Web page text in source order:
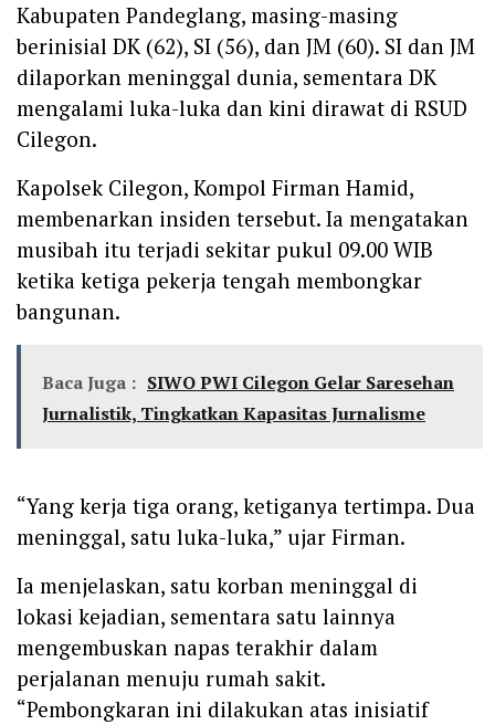
Kabupaten Pandeglang, masing-masing
berinisial DK (62), SI (56), dan JM (60). SI dan JM
dilaporkan meninggal dunia, sementara DK
mengalami luka-luka dan kini dirawat di RSUD
Cilegon.
Kapolsek Cilegon, Kompol Firman Hamid,
membenarkan insiden tersebut. Ia mengatakan
musibah itu terjadi sekitar pukul 09.00 WIB
ketika ketiga pekerja tengah membongkar
bangunan.
Baca Juga : SIWO PWI Cilegon Gelar Saresehan
Jurnalistik, Tingkatkan Kapasitas Jurnalisme
“Yang kerja tiga orang, ketiganya tertimpa. Dua
meninggal, satu luka-luka,” ujar Firman.
Ia menjelaskan, satu korban meninggal di
lokasi kejadian, sementara satu lainnya
mengembuskan napas terakhir dalam
perjalanan menuju rumah sakit.
“Pembongkaran ini dilakukan atas inisiatif